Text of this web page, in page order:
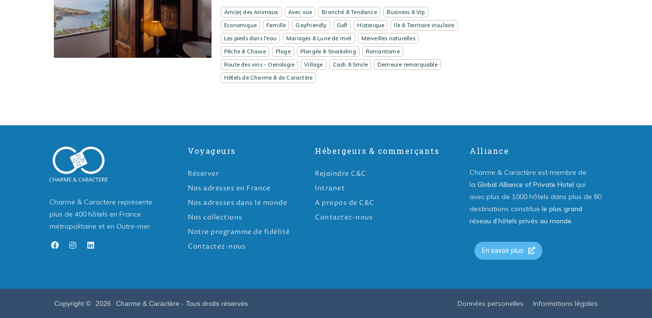
Ami(e) des Animaux Avec vue Branché & Tendance
Business & Vrp
Economique
Famille Gayfriendly Golf Historique
Ile & Territoire insulaire
Les pieds dans l'eau
Mariages & Lune de miel
Merveilles naturelles
Pêche & Chasse
Plage Plongée & Snorkeling
Romantisme
Route des vins - Oenologie
Village Cash & Smile
Demeure remarquable
Hôtels de Charme & de Caractère
Charme & Caractère représente
plus de 400 hôtels en France
métropolitaine et en Outre-mer.
Voyageurs
Réserver
Nos adresses en France
Nos adresses dans le monde
Nos collections
Notre programme de fidélité
Contactez-nous
Hébergeurs & commerçants
Rejoindre C&C
Intranet
A propos de C&C
Contactez-nous
Alliance
Charme & Caractère est membre de
laGlobal Alliance of Private Hotel qui
avec plus de 1000 hôtels dans plus de 80
destinations constituele plus grand
réseau d’hôtels privés au monde.
En savoir plus
Copyright © 2026 Charme & Caractère - Tous droits réservés Données personelles Informations légales